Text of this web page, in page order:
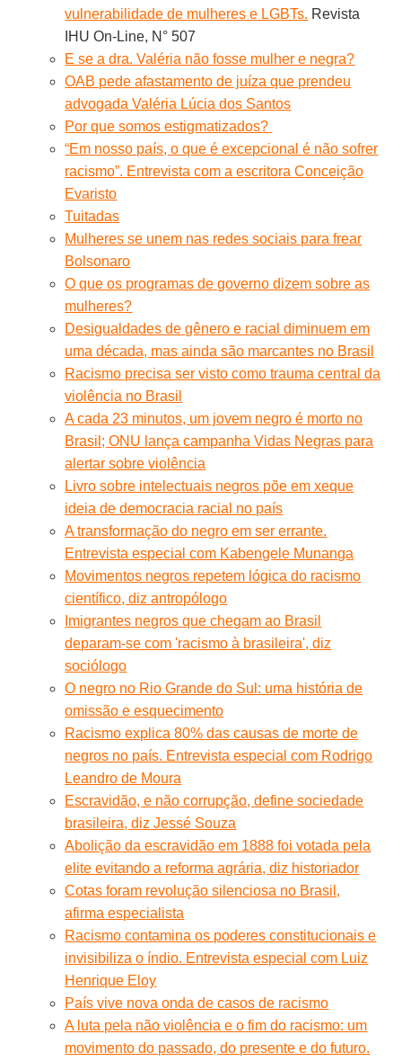
vulnerabilidade de mulheres e LGBTs. Revista
IHU On-Line, N° 507
E se a dra. Valéria não fosse mulher e negra?
OAB pede afastamento de juíza que prendeu
advogada Valéria Lúcia dos Santos
Por que somos estigmatizados?
“Em nosso país, o que é excepcional é não sofrer
racismo”. Entrevista com a escritora Conceição
Evaristo
Tuitadas
Mulheres se unem nas redes sociais para frear
Bolsonaro
O que os programas de governo dizem sobre as
mulheres?
Desigualdades de gênero e racial diminuem em
uma década, mas ainda são marcantes no Brasil
Racismo precisa ser visto como trauma central da
violência no Brasil
A cada 23 minutos, um jovem negro é morto no
Brasil; ONU lança campanha Vidas Negras para
alertar sobre violência
Livro sobre intelectuais negros põe em xeque
ideia de democracia racial no país
A transformação do negro em ser errante.
Entrevista especial com Kabengele Munanga
Movimentos negros repetem lógica do racismo
científico, diz antropólogo
Imigrantes negros que chegam ao Brasil
deparam-se com 'racismo à brasileira', diz
sociólogo
O negro no Rio Grande do Sul: uma história de
omissão e esquecimento
Racismo explica 80% das causas de morte de
negros no país. Entrevista especial com Rodrigo
Leandro de Moura
Escravidão, e não corrupção, define sociedade
brasileira, diz Jessé Souza
Abolição da escravidão em 1888 foi votada pela
elite evitando a reforma agrária, diz historiador
Cotas foram revolução silenciosa no Brasil,
afirma especialista
Racismo contamina os poderes constitucionais e
invisibiliza o índio. Entrevista especial com Luiz
Henrique Eloy
País vive nova onda de casos de racismo
A luta pela não violência e o fim do racismo: um
movimento do passado, do presente e do futuro.